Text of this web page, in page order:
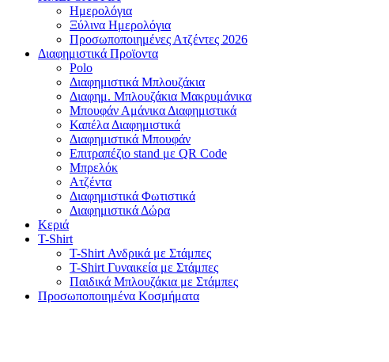
Ημερολόγια
Ξύλινα Ημερολόγια
Προσωποποιημένες Ατζέντες 2026
Διαφημιστικά Προϊοντα
Polo
Διαφημιστικά Μπλουζάκια
Διαφημ. Μπλουζάκια Μακρυμάνικα
Μπουφάν Αμάνικα Διαφημιστικά
Καπέλα Διαφημιστικά
Διαφημιστικά Μπουφάν
Επιτραπέζιο stand με QR Code
Μπρελόκ
Ατζέντα
Διαφημιστικά Φωτιστικά
Διαφημιστικά Δώρα
Κεριά
T-Shirt
T-Shirt Ανδρικά με Στάμπες
T-Shirt Γυναικεία με Στάμπες
Παιδικά Μπλουζάκια με Στάμπες
Προσωποποιημένα Κοσμήματα